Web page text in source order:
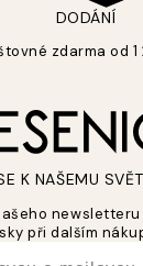
DODÁNÍ
zdarma od 1
K NAŠEMU
newsletteru
při dalším